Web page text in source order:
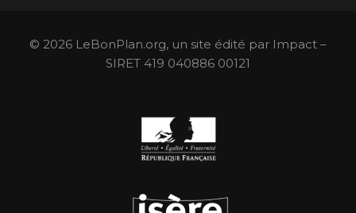
© 2026 LeBonPlan.org, un site édité par Impact –
SIRET 419 040886 00121